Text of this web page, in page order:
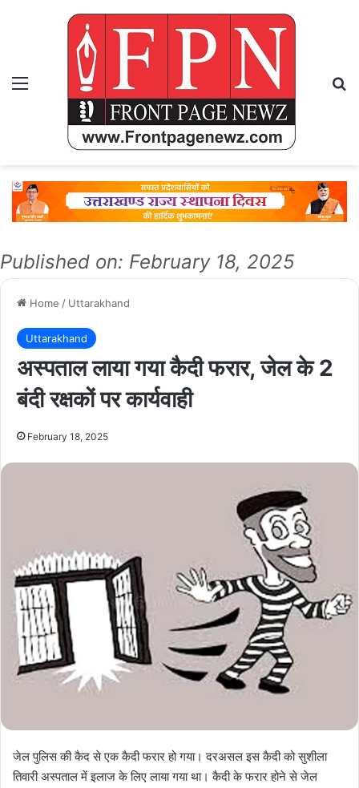
Menu
Published on: February 18, 2025
Home / Uttarakhand
Uttarakhand
अस्पताल लाया गया कैदी फरार, जेल के 2
बंदी रक्षकों पर कार्यवाही
February 18, 2025
जेल पुलिस की कैद से एक कैदी फरार हो गया। दरअसल इस कैदी को सुशीला
तिवारी अस्पताल में इलाज के लिए लाया गया था। कैदी के फरार होने से जेल